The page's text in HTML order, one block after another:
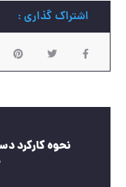
نحوه کارکرد